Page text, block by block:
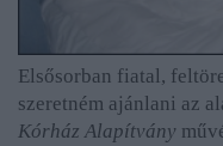
Elsősorban fiatal,
szeretném ajánlani az
Kórház Alapítvány